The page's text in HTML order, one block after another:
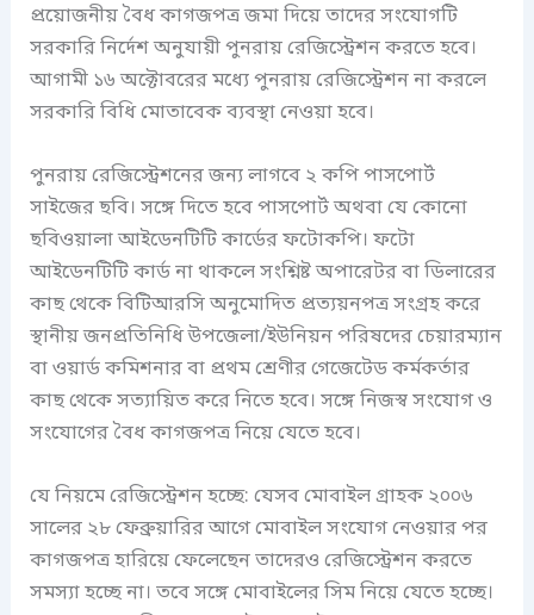
প্রয়োজনীয় বৈধ কাগজপত্র জমা দিয়ে তাদের সংযোগটি
সরকারি নির্দেশ অনুযায়ী পুনরায় রেজিস্ট্রেশন করতে হবে।
আগামী ১৬ অক্টোবরের মধ্যে পুনরায় রেজিস্ট্রেশন না করলে
সরকারি বিধি মোতাবেক ব্যবস্থা নেওয়া হবে।
পুনরায় রেজিস্ট্রেশনের জন্য লাগবে ২ কপি পাসপোর্ট
সাইজের ছবি। সঙ্গে দিতে হবে পাসপোর্ট অথবা যে কোনো
ছবিওয়ালা আইডেনটিটি কার্ডের ফটোকপি। ফটো
আইডেনটিটি কার্ড না থাকলে সংশ্নিষ্ট অপারেটর বা ডিলারের
কাছ থেকে বিটিআরসি অনুমোদিত প্রত্যয়নপত্র সংগ্রহ করে
স্থানীয় জনপ্রতিনিধি উপজেলা/ইউনিয়ন পরিষদের চেয়ারম্যান
বা ওয়ার্ড কমিশনার বা প্রথম শ্রেণীর গেজেটেড কর্মকর্তার
কাছ থেকে সত্যায়িত করে নিতে হবে। সঙ্গে নিজস্ব সংযোগ ও
সংযোগের বৈধ কাগজপত্র নিয়ে যেতে হবে।
যে নিয়মে রেজিস্ট্রেশন হচ্ছে: যেসব মোবাইল গ্রাহক ২০০৬
সালের ২৮ ফেব্রুয়ারির আগে মোবাইল সংযোগ নেওয়ার পর
কাগজপত্র হারিয়ে ফেলেছেন তাদেরও রেজিস্ট্রেশন করতে
সমস্যা হচ্ছে না। তবে সঙ্গে মোবাইলের সিম নিয়ে যেতে হচ্ছে।